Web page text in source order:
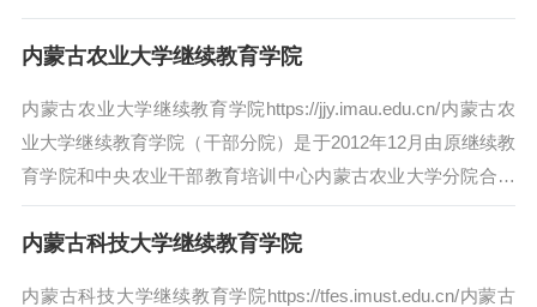
委、行政...
内蒙古农业大学继续教育学院
内蒙古农业大学继续教育学院https://jjy.imau.edu.cn/内蒙古农
业大学继续教育学院（干部分院）是于2012年12月由原继续教
育学院和中央农业干部教育培训中心内蒙古农业大学分院合并
而成...
内蒙古科技大学继续教育学院
内蒙古科技大学继续教育学院https://tfes.imust.edu.cn/内蒙古